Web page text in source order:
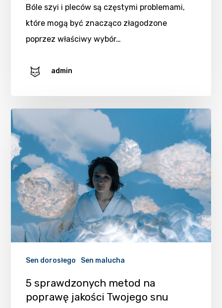
Bóle szyi i pleców są częstymi problemami,
które mogą być znacząco złagodzone
poprzez właściwy wybór…
admin
Sen dorosłego Sen malucha
5 sprawdzonych metod na
poprawę jakości Twojego snu